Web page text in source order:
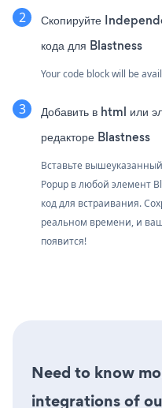
Скопируйте
кода для Blastness
Your code block will be
Добавить в html или
редакторе Blastness
Вставьте
Popup в любой элемент
код для встраивания.
реальном времени, и
появится!
Need to know
integrations of